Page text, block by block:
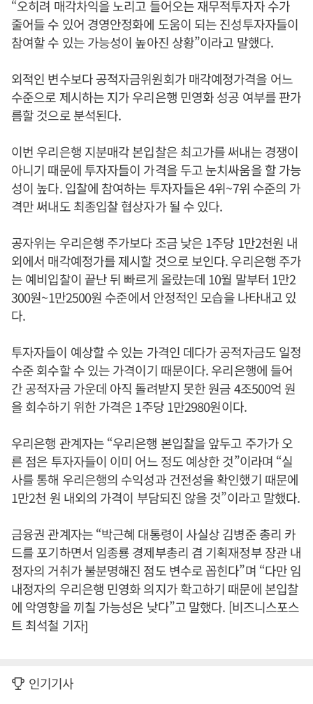
“오히려 매각차익을 노리고 들어오는 재무적투자자 수가
줄어들 수 있어 경영안정화에 도움이 되는 진성투자자들이
참여할 수 있는 가능성이 높아진 상황”이라고 말했다.
외적인 변수보다 공적자금위원회가 매각예정가격을 어느
수준으로 제시하는 지가 우리은행 민영화 성공 여부를 판가
름할 것으로 분석된다.
이번 우리은행 지분매각 본입찰은 최고가를 써내는 경쟁이
아니기 때문에 투자자들이 가격을 두고 눈치싸움을 할 가능
성이 높다. 입찰에 참여하는 투자자들은 4위~7위 수준의 가
격만 써내도 최종입찰 협상자가 될 수 있다.
공자위는 우리은행 주가보다 조금 낮은 1주당 1만2천원 내
외에서 매각예정가를 제시할 것으로 보인다. 우리은행 주가
는 예비입찰이 끝난 뒤 빠르게 올랐는데 10월 말부터 1만2
300원~1만2500원 수준에서 안정적인 모습을 나타내고 있
다.
투자자들이 예상할 수 있는 가격인 데다가 공적자금도 일정
수준 회수할 수 있는 가격이기 때문이다. 우리은행에 들어
간 공적자금 가운데 아직 돌려받지 못한 원금 4조500억 원
을 회수하기 위한 가격은 1주당 1만2980원이다.
우리은행 관계자는 “우리은행 본입찰을 앞두고 주가가 오
른 점은 투자자들이 이미 어느 정도 예상한 것”이라며 “실
사를 통해 우리은행의 수익성과 건전성을 확인했기 때문에
1만2천 원 내외의 가격이 부담되진 않을 것”이라고 말했다.
금융권 관계자는 “박근혜 대통령이 사실상 김병준 총리 카
드를 포기하면서 임종룡 경제부총리 겸 기획재정부 장관 내
정자의 거취가 불분명해진 점도 변수로 꼽힌다”며 “다만 임
내정자의 우리은행 민영화 의지가 확고하기 때문에 본입찰
에 악영향을 끼칠 가능성은 낮다”고 말했다. [비즈니스포스
트 최석철 기자]
인기기사